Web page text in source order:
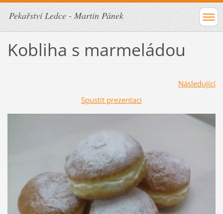
Pekařství Ledce - Martin Pánek
Kobliha s marmeládou
Následující
Spustit prezentaci